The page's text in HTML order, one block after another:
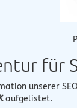
für
unserer
aufgelistet.